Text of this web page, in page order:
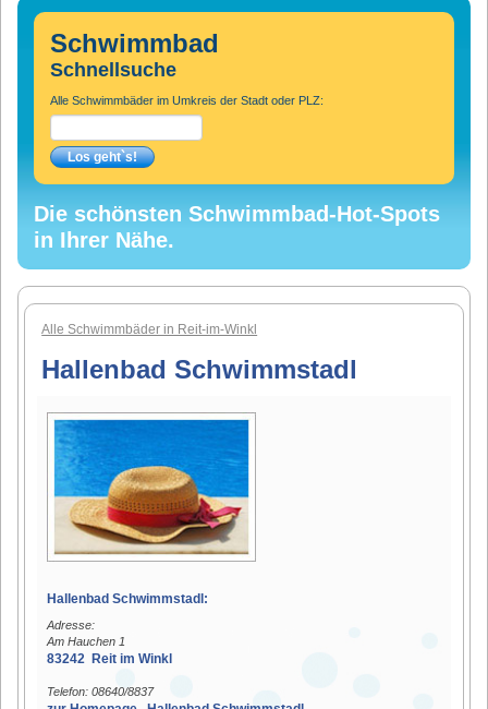
Schwimmbad
Schnellsuche
Alle Schwimmbäder im Umkreis der Stadt oder PLZ:
Die schönsten Schwimmbad-Hot-Spots
in Ihrer Nähe.
Alle Schwimmbäder in Reit-im-Winkl
Hallenbad Schwimmstadl
Hallenbad Schwimmstadl:
Adresse:
Am Hauchen 1
83242 Reit im Winkl
Telefon: 08640/8837